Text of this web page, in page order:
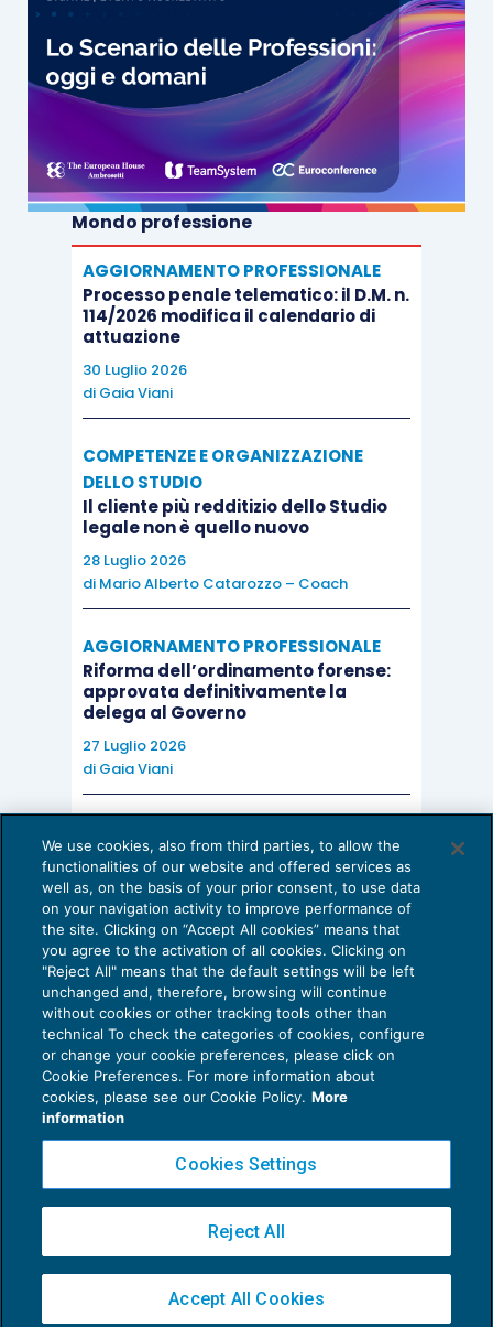
Mondo professione
AGGIORNAMENTO PROFESSIONALE
Processo penale telematico: il D.M. n.
114/2026 modifica il calendario di
attuazione
30 Luglio 2026
di Gaia Viani
COMPETENZE E ORGANIZZAZIONE
DELLO STUDIO
Il cliente più redditizio dello Studio
legale non è quello nuovo
28 Luglio 2026
di Mario Alberto Catarozzo – Coach
AGGIORNAMENTO PROFESSIONALE
Riforma dell’ordinamento forense:
approvata definitivamente la
delega al Governo
27 Luglio 2026
di Gaia Viani
Come evitare le allucinazioni dell’AI:
guida per l’avvocato
24 Luglio 2026
di Sofia Savoia
Privacy Policy
Cookie Policy
Copyright 2016 ©Gruppo Euroconference S.p.A.v2.32.4
Piazza Luigi Einaudi, 10N01 - 20124 Milano - info@ecnews.it
02776120236
We use cookies, also from third parties, to allow the
functionalities of our website and offered services as
well as, on the basis of your prior consent, to use data
on your navigation activity to improve performance of
the site. Clicking on “Accept All cookies” means that
you agree to the activation of all cookies. Clicking on
"Reject All" means that the default settings will be left
unchanged and, therefore, browsing will continue
without cookies or other tracking tools other than
technical To check the categories of cookies, configure
or change your cookie preferences, please click on
Cookie Preferences. For more information about
cookies, please see our Cookie Policy. More
information
Cookies Settings
Reject All
Accept All Cookies